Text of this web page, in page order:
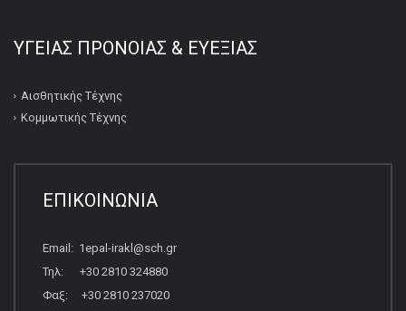
ΥΓΕΙΑΣ ΠΡΟΝΟΙΑΣ & ΕΥΕΞΙΑΣ
Αισθητικής Τέχνης
Κομμωτικής Τέχνης
ΕΠΙΚΟΙΝΩΝΙΑ
Email: 1epal-irakl@sch.gr
Τηλ: +30 2810 324880
Φαξ: +30 2810 237020